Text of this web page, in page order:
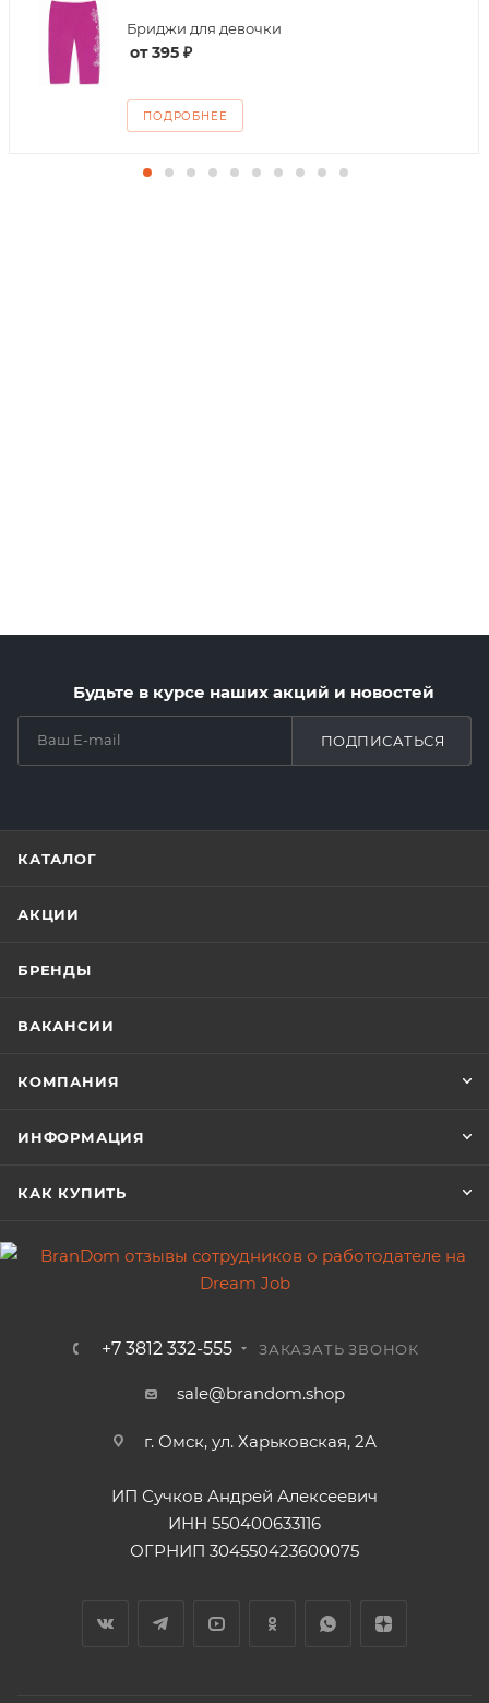
Бриджи для девочки
от395 ₽
ПОДРОБНЕЕ
Будьте в курсе наших акций и новостей
ПОДПИСАТЬСЯ
КАТАЛОГ
АКЦИИ
БРЕНДЫ
ВАКАНСИИ
КОМПАНИЯ
ИНФОРМАЦИЯ
КАК КУПИТЬ
+7 3812 332-555 ЗАКАЗАТЬ ЗВОНОК
sale@brandom.shop
г. Омск, ул. Харьковская, 2А
ИП Сучков Андрей Алексеевич
ИНН 550400633116
ОГРНИП 304550423600075